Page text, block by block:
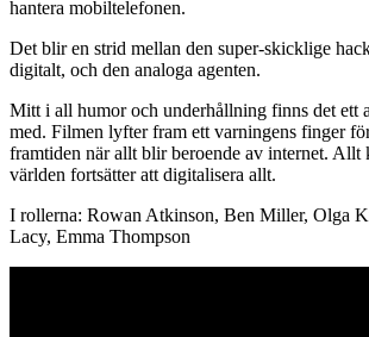
hantera mobiltelefonen.
Det blir en strid mellan den super-skicklige
digitalt, och den analoga agenten.
Mitt i all humor och underhållning finns det ett
med. Filmen lyfter fram ett varningens finger
framtiden när allt blir beroende av internet. Allt
världen fortsätter att digitalisera allt.
I rollerna: Rowan Atkinson, Ben Miller, Olga
Lacy, Emma Thompson